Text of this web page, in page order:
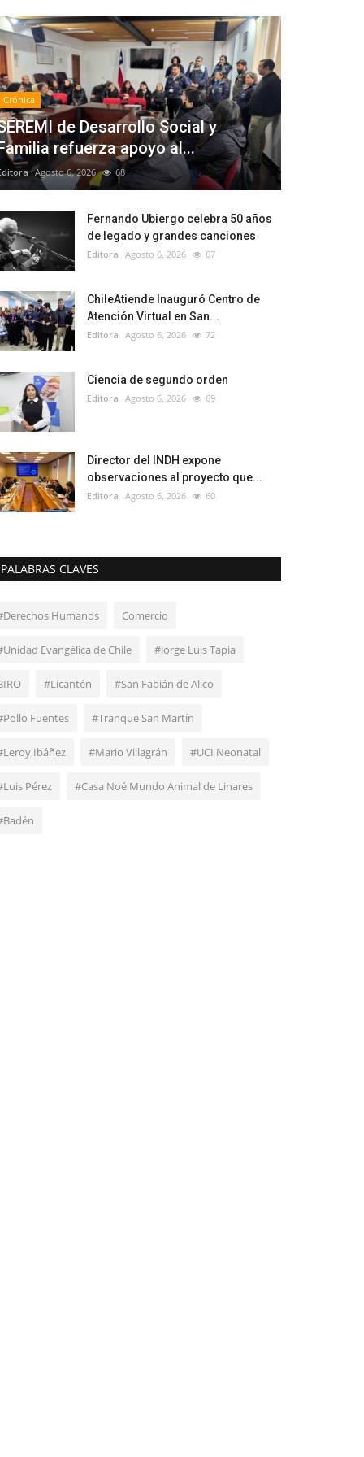
Crónica
de Desarrollo Social y
refuerza apoyo al...
Agosto 6, 2026 68
Fernando Ubiergo celebra 50 años
de legado y grandes canciones
Editora Agosto 6, 2026 67
ChileAtiende Inauguró Centro de
Atención Virtual en San...
Editora Agosto 6, 2026 72
Ciencia de segundo orden
Editora Agosto 6, 2026 69
Director del INDH expone
observaciones al proyecto que...
Editora Agosto 6, 2026 60
PALABRAS CLAVES
Humanos Comercio
Evangélica de Chile #Jorge Luis Tapia
#Licantén #San Fabián de Alico
Fuentes #Tranque San Martín
Ibáñez #Mario Villagrán #UCI Neonatal
Pérez #Casa Noé Mundo Animal de Linares